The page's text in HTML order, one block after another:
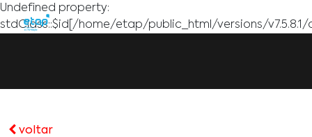
Undefined property:
stdClass::$id[/home/etap/public_html/versions/
voltar